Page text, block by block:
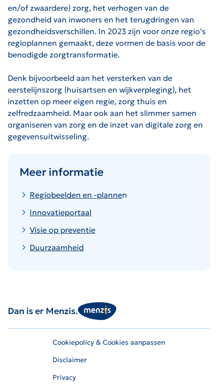
en/of zwaardere) zorg, het verhogen van de
gezondheid van inwoners en het terugdringen van
gezondheidsverschillen. In 2023 zijn voor onze regio’s
regioplannen gemaakt, deze vormen de basis voor de
benodigde zorgtransformatie.
Denk bijvoorbeeld aan het versterken van de
eerstelijnszorg (huisartsen en wijkverpleging), het
inzetten op meer eigen regie, zorg thuis en
zelfredzaamheid. Maar ook aan het slimmer samen
organiseren van zorg en de inzet van digitale zorg en
gegevensuitwisseling.
Meer informatie
Regiobeelden en -plannen
Innovatieportaal
Visie op preventie
Duurzaamheid
Dan is er Menzis.
Cookiepolicy & Cookies aanpassen
Disclaimer
Privacy